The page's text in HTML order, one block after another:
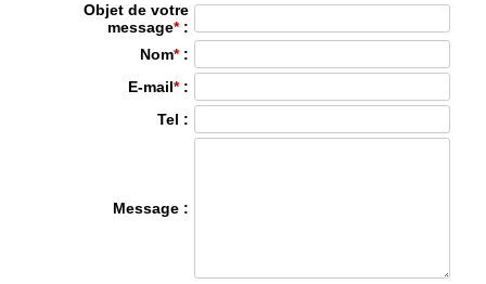
Objet de votre
message*:
Nom*:
E-mail*:
Tel :
Message :